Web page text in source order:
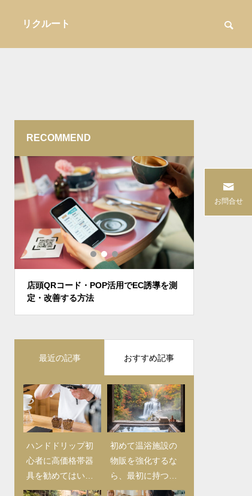
リクルート
コーヒーショップが自店の定番ブレン
ドに合わせて器具を選ぶ方法
販促・店舗運営
バイヤー
｜EC・小
けと評価フ
RECOMMEND
店頭QRコード・POP活用でEC誘導を測
定・改善する方法
最近の記事 おすすめ記事
ハンドドリップ初
心者に高価格帯器
具を勧めてはいけ
ない理由｜カフェ
初めて温浴施設の
物販を強化するな
ら、最初に持つべ
き商品とは
【2025年版】日用
品仕入れ完全ガイ
ド｜初心者バイヤ
ーが押さえるべき
お問合せ